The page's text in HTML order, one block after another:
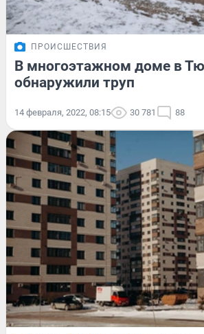
ПРОИСШЕСТВИЯ
В многоэтажном доме в
обнаружили труп
14 февраля, 2022, 08:15 30 781 88